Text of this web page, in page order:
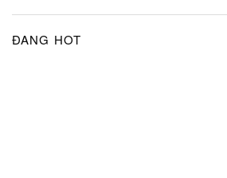
ĐANG HOT